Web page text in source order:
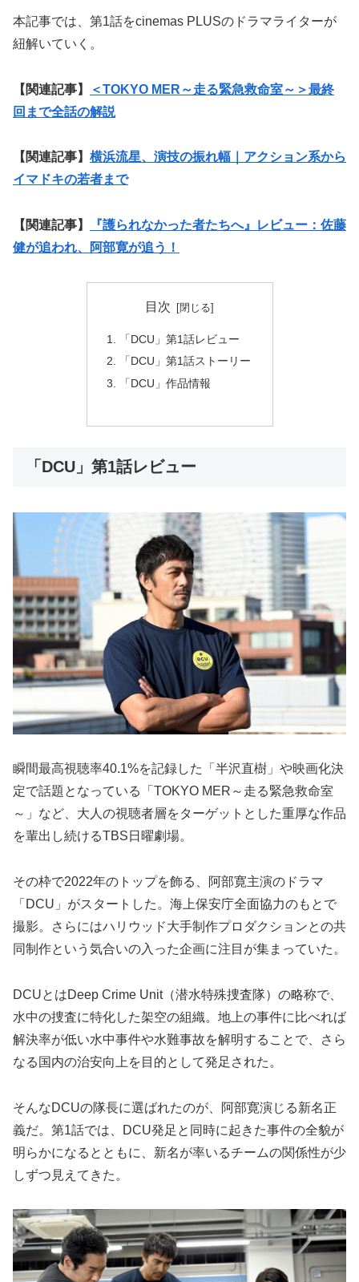
本記事では、第1話をcinemas PLUSのドラマライターが
紐解いていく。
【関連記事】
＜TOKYO MER～走る緊急救命室～＞最終
回まで全話の解説
【関連記事】 横浜流星、演技の振れ幅｜アクション系から
イマドキの若者まで
【関連記事】
『護られなかった者たちへ』レビュー：佐藤
健が追われ、阿部寛が追う！
目次
「DCU」第1話レビュー
「DCU」第1話ストーリー
「DCU」作品情報
「DCU」第1話レビュー
瞬間最高視聴率40.1%を記録した「半沢直樹」や映画化決
定で話題となっている「TOKYO MER～走る緊急救命室
～」など、大人の視聴者層をターゲットとした重厚な作品
を輩出し続けるTBS日曜劇場。
その枠で2022年のトップを飾る、阿部寛主演のドラマ
「DCU」がスタートした。海上保安庁全面協力のもとで
撮影。さらにはハリウッド大手制作プロダクションとの共
同制作という気合いの入った企画に注目が集まっていた。
DCUとはDeep Crime Unit（潜水特殊捜査隊）の略称で、
水中の捜査に特化した架空の組織。地上の事件に比べれば
解決率が低い水中事件や水難事故を解明することで、さら
なる国内の治安向上を目的として発足された。
そんなDCUの隊長に選ばれたのが、阿部寛演じる新名正
義だ。第1話では、DCU発足と同時に起きた事件の全貌が
明らかになるとともに、新名が率いるチームの関係性が少
しずつ見えてきた。